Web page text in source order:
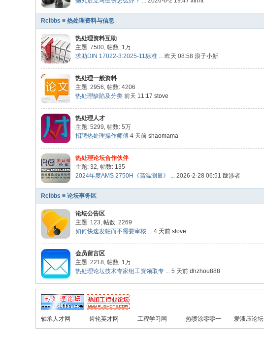
Rclbbs ≡ 热处理资料与信息
热处理资料互助
主题: 7500, 帖数: 1万
求助DIN 17022-3:2025-11标准 ... 昨天 08:58 浪子小新
热处理一般资料
主题: 2956, 帖数: 4206
热处理缺陷及分类 前天 11:17 stove
热处理人才
主题: 5299, 帖数: 5万
招聘热处理操作师傅 4 天前 shaomama
热处理论坛合作伙伴
主题: 32, 帖数: 135
2024年度AMS 2750H《高温测量》 ... 2026-2-28 06:51 跋涉者
Rclbbs ≡ 论坛事务区
论坛公告区
主题: 123, 帖数: 2269
如何快速发帖而不需要审核 ... 4 天前 stove
会员留言区
主题: 2218, 帖数: 1万
热处理论坛技术专家组工资领取专 ... 5 天前 dhzhou888
轴承人才网 齿轮英才网 工程学习网 热喷涂零零一 爱液压论坛